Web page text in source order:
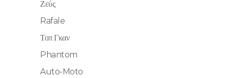
Ζεύς
Rafale
Τοπ Γκαν
Phantom
Auto-Moto